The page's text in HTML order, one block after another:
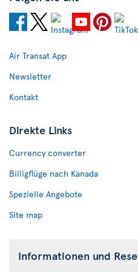
Air Transat App
Newsletter
Kontakt
Direkte Links
Currency converter
Billigflüge nach Kanada
Spezielle Angebote
Site map
Informationen und